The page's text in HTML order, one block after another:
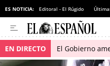
ES NOTICIA: Editoral - El Rúgido
EN DIRECTO El Gobierno